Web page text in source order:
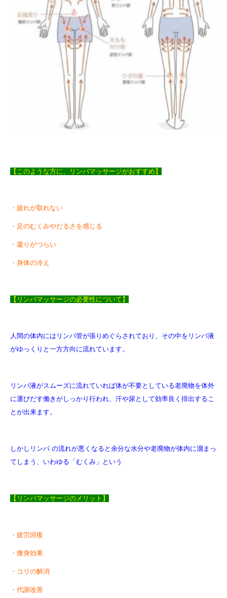
【このような方に、リンパマッサージがおすすめ】
・疲れが取れない
・足のむくみやだるさを感じる
・凝りがつらい
・身体の冷え
【リンパマッサージの必要性について】
人間の体内にはリンパ管が張りめぐらされており、その中をリンパ液
がゆっくりと一方方向に流れています。
リンパ液がスムーズに流れていれば体が不要としている老廃物を体外
に運びだす働きがしっかり行われ、汗や尿として効率良く排出するこ
とが出来ます。
しかしリンパ の流れが悪くなると余分な水分や老廃物が体内に溜まっ
てしまう、いわゆる「むくみ」という
【リンパマッサージのメリット】
・疲労回復
・痩身効果
・コリの解消
・代謝改善